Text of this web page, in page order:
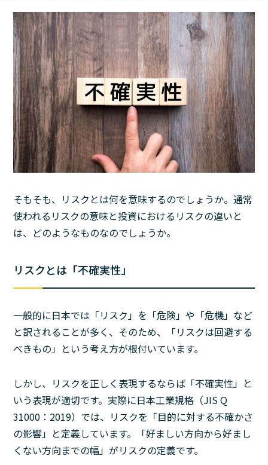
そもそも、リスクとは何を意味するのでしょうか。通常
使われるリスクの意味と投資におけるリスクの違いと
は、どのようなものなのでしょうか。
リスクとは「不確実性」
一般的に日本では「リスク」を「危険」や「危機」など
と訳されることが多く、そのため、「リスクは回避する
べきもの」という考え方が根付いています。
しかし、リスクを正しく表現するならば「不確実性」と
いう表現が適切です。実際に日本工業規格（JIS Q
31000：2019）では、リスクを「目的に対する不確かさ
の影響」と定義しています。「好ましい方向から好まし
くない方向までの幅」がリスクの定義です。